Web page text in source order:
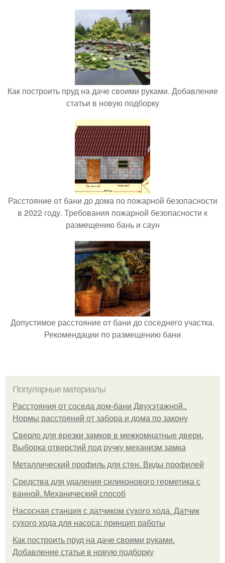
Как построить пруд на даче своими руками. Добавление
статьи в новую подборку
Расстояние от бани до дома по пожарной безопасности
в 2022 году. Требования пожарной безопасности к
размещению бань и саун
Допустимое расстояние от бани до соседнего участка.
Рекомендации по размещению бани
Популярные материалы
Расстояния от соседа дом-бани Двухэтажной..
Нормы расстояний от забора и дома по закону
Сверло для врезки замков в межкомнатные двери.
Выборка отверстий под ручку механизм замка
Металлический профиль для стен. Виды профилей
Средства для удаления силиконового герметика с
ванной. Механический способ
Насосная станция с датчиком сухого хода. Датчик
сухого хода для насоса: принцип работы
Как построить пруд на даче своими руками.
Добавление статьи в новую подборку